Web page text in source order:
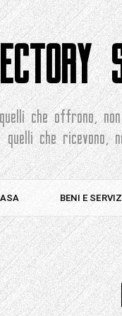
quelli che offrono,
quelli che ricevono,
BENI E